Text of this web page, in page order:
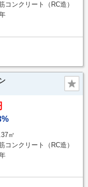
コンクリート（RC造）
㎡
コンクリート（RC造）